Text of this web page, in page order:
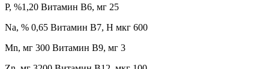
P, %1,20 Витамин B6, мг 25
Na, % 0,65 Витамин B7, H мкг 600
Mn, мг 300 Витамин B9, мг 3